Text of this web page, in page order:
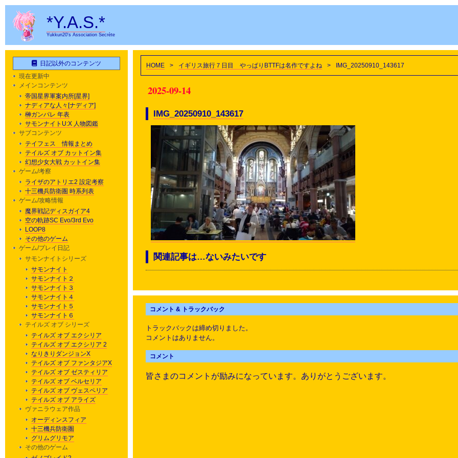
*Y.A.S.*
Yukkun20's Association Secrète
HOME > イギリス旅行７日目 やっぱりBTTFは名作ですよね > IMG_20250910_143617
2025-09-14
IMG_20250910_143617
関連記事は…ないみたいです
コメント & トラックバック
トラックバックは締め切りました。
コメントはありません。
コメント
皆さまのコメントが励みになっています。ありがとうございます。
日記以外のコンテンツ
現在更新中
メインコンテンツ
帝国星界軍案内所[星界]
ナディアな人々[ナディア]
榊ガンパレ 年表
サモンナイトU:X 人物図鑑
サブコンテンツ
テイフェス 情報まとめ
テイルズ オブ カットイン集
幻想少女大戦 カットイン集
ゲーム/考察
ライザのアトリエ2 設定考察
十三機兵防衛圏 時系列表
ゲーム/攻略情報
魔界戦記ディスガイア4
空の軌跡SC Evo/3rd Evo
LOOP8
その他のゲーム
ゲーム/プレイ日記
サモンナイトシリーズ
サモンナイト
サモンナイト２
サモンナイト３
サモンナイト４
サモンナイト５
サモンナイト６
テイルズ オブ シリーズ
テイルズ オブ エクシリア
テイルズ オブ エクシリア 2
なりきりダンジョンX
テイルズ オブ ファンタジアX
テイルズ オブ ゼスティリア
テイルズ オブ ベルセリア
テイルズ オブ ヴェスペリア
テイルズ オブ アライズ
ヴァニラウェア作品
オーディンスフィア
十三機兵防衛圏
グリムグリモア
その他のゲーム